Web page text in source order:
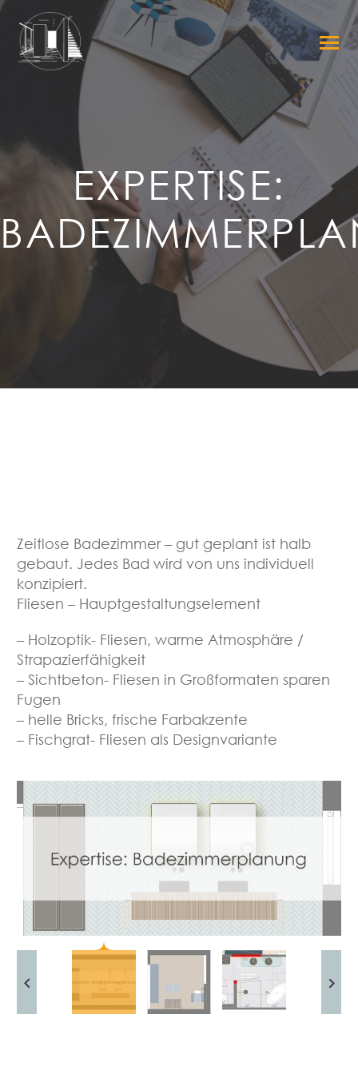
EXPERTISE:
Zeitlose Badezimmer – gut geplant ist halb
gebaut. Jedes Bad wird von uns individuell
konzipiert.
Fliesen – Hauptgestaltungselement
– Holzoptik- Fliesen, warme Atmosphäre /
Strapazierfähigkeit
– Sichtbeton- Fliesen in Großformaten sparen
Fugen
– helle Bricks, frische Farbakzente
– Fischgrat- Fliesen als Designvariante